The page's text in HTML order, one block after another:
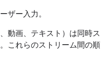
ザー入力。
動画、テキスト）は同時ス
これらのストリーム間の順